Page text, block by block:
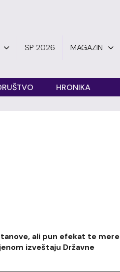
SP 2026 MAGAZIN
HRONIKA
ali pun efekat te mere
izveštaju Državne